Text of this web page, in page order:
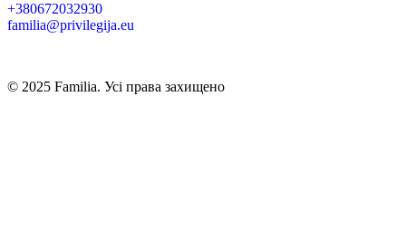
+380672032930
familia@privilegija.eu
© 2025 Familia. Усі права захищено